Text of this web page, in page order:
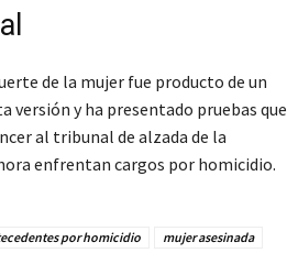
de la mujer fue producto de un
versión y ha presentado pruebas que
al tribunal de alzada de la
enfrentan cargos por homicidio.
por homicidio
mujer asesinada